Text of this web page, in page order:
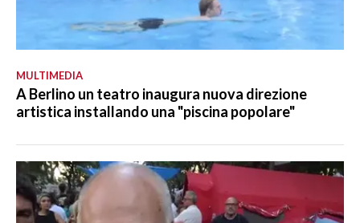
MULTIMEDIA
A Berlino un teatro inaugura nuova direzione
artistica installando una "piscina popolare"